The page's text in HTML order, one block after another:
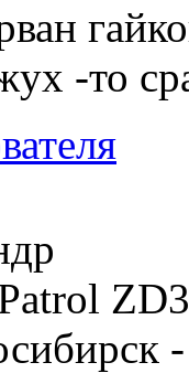
-то